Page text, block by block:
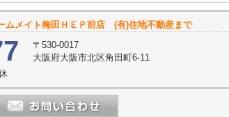
ムメイト梅田ＨＥＰ前店 (有)住地不動産まで
〒530-0017
大阪府大阪市北区角田町6-11